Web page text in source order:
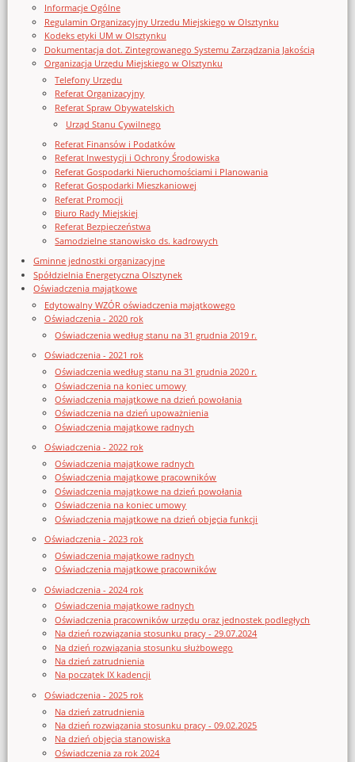
Informacje Ogólne
Regulamin Organizacyjny Urzedu Miejskiego w Olsztynku
Kodeks etyki UM w Olsztynku
Dokumentacja dot. Zintegrowanego Systemu Zarządzania Jakością
Organizacja Urzędu Miejskiego w Olsztynku
Telefony Urzędu
Referat Organizacyjny
Referat Spraw Obywatelskich
Urząd Stanu Cywilnego
Referat Finansów i Podatków
Referat Inwestycji i Ochrony Środowiska
Referat Gospodarki Nieruchomościami i Planowania
Referat Gospodarki Mieszkaniowej
Referat Promocji
Biuro Rady Miejskiej
Referat Bezpieczeństwa
Samodzielne stanowisko ds. kadrowych
Gminne jednostki organizacyjne
Spółdzielnia Energetyczna Olsztynek
Oświadczenia majątkowe
Edytowalny WZÓR oświadczenia majątkowego
Oświadczenia - 2020 rok
Oświadczenia według stanu na 31 grudnia 2019 r.
Oświadczenia - 2021 rok
Oświadczenia według stanu na 31 grudnia 2020 r.
Oświadczenia na koniec umowy
Oświadczenia majątkowe na dzień powołania
Oświadczenia na dzień upoważnienia
Oświadczenia majątkowe radnych
Oświadczenia - 2022 rok
Oświadczenia majątkowe radnych
Oświadczenia majątkowe pracowników
Oświadczenia majątkowe na dzień powołania
Oświadczenia na koniec umowy
Oświadczenia majątkowe na dzień objęcia funkcji
Oświadczenia - 2023 rok
Oświadczenia majątkowe radnych
Oświadczenia majątkowe pracowników
Oświadczenia - 2024 rok
Oświadczenia majątkowe radnych
Oświadczenia pracowników urzędu oraz jednostek podległych
Na dzień rozwiązania stosunku pracy - 29.07.2024
Na dzień rozwiązania stosunku służbowego
Na dzień zatrudnienia
Na początek IX kadencji
Oświadczenia - 2025 rok
Na dzień zatrudnienia
Na dzień rozwiązania stosunku pracy - 09.02.2025
Na dzień objęcia stanowiska
Oświadczenia za rok 2024